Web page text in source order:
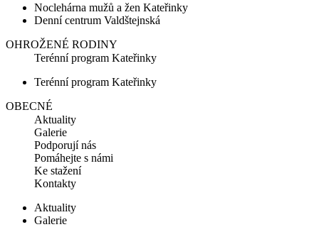
Noclehárna mužů a žen Kateřinky
Denní centrum Valdštejnská
OHROŽENÉ RODINY
Terénní program Kateřinky
Terénní program Kateřinky
OBECNÉ
Aktuality
Galerie
Podporují nás
Pomáhejte s námi
Ke stažení
Kontakty
Aktuality
Galerie